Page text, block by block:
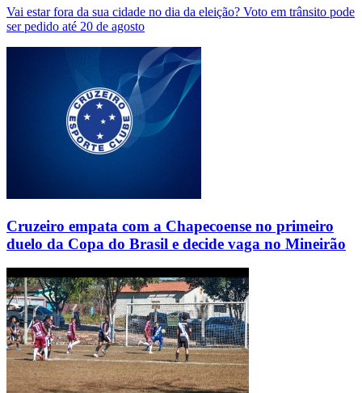
Vai estar fora da sua cidade no dia da eleição? Voto em trânsito pode
ser pedido até 20 de agosto
Cruzeiro empata com a Chapecoense no primeiro
duelo da Copa do Brasil e decide vaga no Mineirão